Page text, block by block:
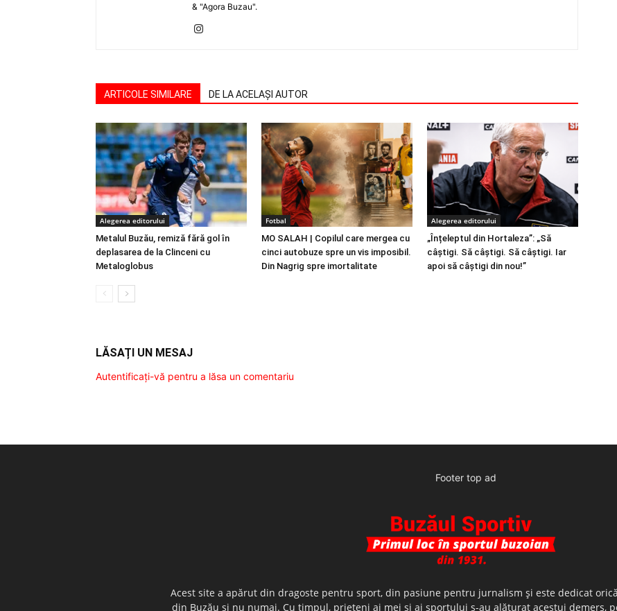
& "Agora Buzau".
ARTICOLE SIMILARE DE LA ACELAȘI AUTOR
Alegerea editorului
Metalul Buzău, remiză fără gol în
deplasarea de la Clinceni cu
Metaloglobus
Fotbal
MO SALAH | Copilul care mergea cu
cinci autobuze spre un vis imposibil.
Din Nagrig spre imortalitate
Alegerea editorului
„Înțeleptul din Hortaleza”: „Să
câștigi. Să câștigi. Să câștigi. Iar
apoi să câștigi din nou!”
LĂSAȚI UN MESAJ
Autentificați-vă pentru a lăsa un comentariu
Footer top ad
Acest site a apărut din dragoste pentru sport, din pasiune pentru jurnalism şi este dedicat
din Buzău şi nu numai. Cu timpul, prieteni ai mei şi ai sportului s-au alăturat acestui demers,